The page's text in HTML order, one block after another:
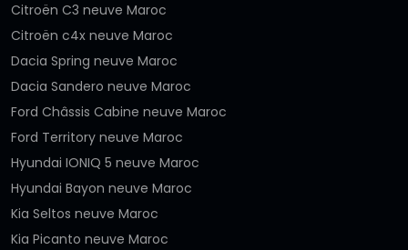
Citroën C3 neuve Maroc
Citroën c4x neuve Maroc
Dacia Spring neuve Maroc
Dacia Sandero neuve Maroc
Ford Châssis Cabine neuve Maroc
Ford Territory neuve Maroc
Hyundai IONIQ 5 neuve Maroc
Hyundai Bayon neuve Maroc
Kia Seltos neuve Maroc
Kia Picanto neuve Maroc